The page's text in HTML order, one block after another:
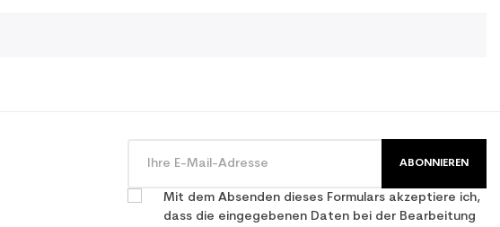
ABONNIEREN
Mit dem Absenden dieses Formulars akzeptiere ich,
dass die eingegebenen Daten bei der Bearbeitung